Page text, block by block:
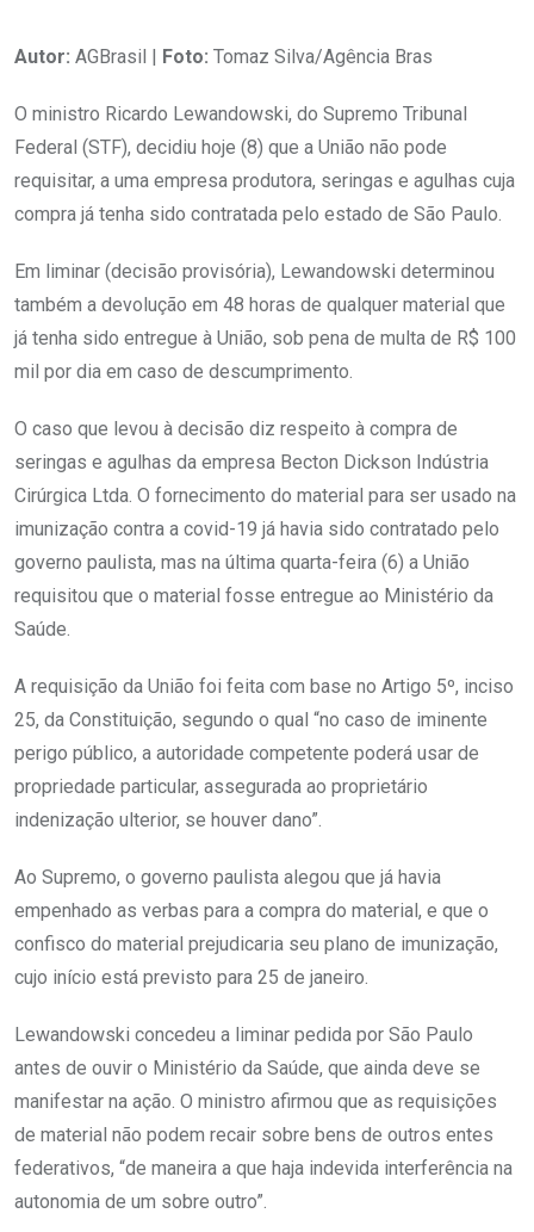
Autor: AGBrasil | Foto: Tomaz Silva/Agência Bras
O ministro Ricardo Lewandowski, do Supremo Tribunal
Federal (STF), decidiu hoje (8) que a União não pode
requisitar, a uma empresa produtora, seringas e agulhas cuja
compra já tenha sido contratada pelo estado de São Paulo.
Em liminar (decisão provisória), Lewandowski determinou
também a devolução em 48 horas de qualquer material que
já tenha sido entregue à União, sob pena de multa de R$ 100
mil por dia em caso de descumprimento.
O caso que levou à decisão diz respeito à compra de
seringas e agulhas da empresa Becton Dickson Indústria
Cirúrgica Ltda. O fornecimento do material para ser usado na
imunização contra a covid-19 já havia sido contratado pelo
governo paulista, mas na última quarta-feira (6) a União
requisitou que o material fosse entregue ao Ministério da
Saúde.
A requisição da União foi feita com base no Artigo 5º, inciso
25, da Constituição, segundo o qual “no caso de iminente
perigo público, a autoridade competente poderá usar de
propriedade particular, assegurada ao proprietário
indenização ulterior, se houver dano”.
Ao Supremo, o governo paulista alegou que já havia
empenhado as verbas para a compra do material, e que o
confisco do material prejudicaria seu plano de imunização,
cujo início está previsto para 25 de janeiro.
Lewandowski concedeu a liminar pedida por São Paulo
antes de ouvir o Ministério da Saúde, que ainda deve se
manifestar na ação. O ministro afirmou que as requisições
de material não podem recair sobre bens de outros entes
federativos, “de maneira a que haja indevida interferência na
autonomia de um sobre outro”.